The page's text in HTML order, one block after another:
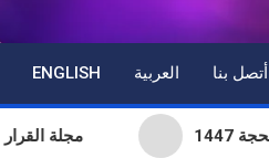
أتصل بنا العربية ENGLISH